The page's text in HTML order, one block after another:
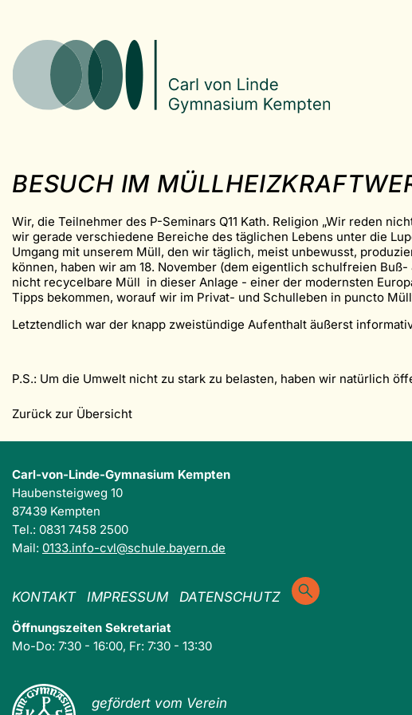
BESUCH IM
Wir, die Teilnehmer des P-Seminars Q11 Kath. Religion „Wir reden
wir gerade verschiedene Bereiche des täglichen Lebens unter die
Umgang mit unserem Müll, den wir täglich, meist unbewusst,
können, haben wir am 18. November (dem eigentlich schulfreien
nicht recycelbare Müll in dieser Anlage - einer der modernsten
Tipps bekommen, worauf wir im Privat- und Schulleben in puncto
Letztendlich war der knapp zweistündige Aufenthalt äußerst
P.S.: Um die Umwelt nicht zu stark zu belasten, haben wir natürlich
Zurück zur Übersicht
Carl-von-Linde-Gymnasium Kempten
Haubensteigweg 10
87439 Kempten
Tel.: 0831 7458 2500
Mail: 0133.info-cvl@schule.bayern.de
KONTAKT IMPRESSUM DATENSCHUTZ
Öffnungszeiten Sekretariat
Mo-Do: 7:30 - 16:00, Fr: 7:30 - 13:30
gefördert vom Verein